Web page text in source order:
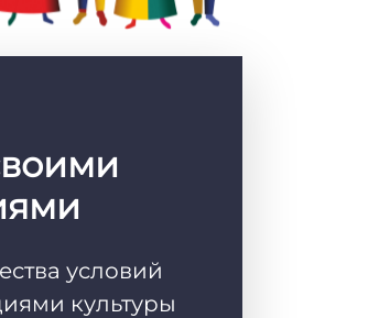
условий
культуры